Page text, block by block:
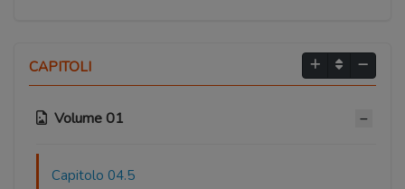
CAPITOLI
Volume 01
Capitolo 04.5